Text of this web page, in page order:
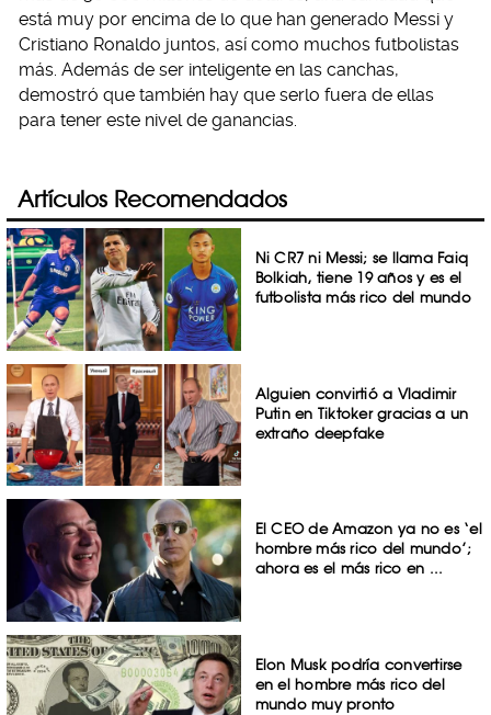
está muy por encima de lo que han generado Messi y
Cristiano Ronaldo juntos, así como muchos futbolistas
más. Además de ser inteligente en las canchas,
demostró que también hay que serlo fuera de ellas
para tener este nivel de ganancias.
Artículos Recomendados
Ni CR7 ni Messi; se llama Faiq
Bolkiah, tiene 19 años y es el
futbolista más rico del mundo
Alguien convirtió a Vladimir
Putin en Tiktoker gracias a un
extraño deepfake
El CEO de Amazon ya no es ‘el
hombre más rico del mundo’;
ahora es el más rico en ...
Elon Musk podría convertirse
en el hombre más rico del
mundo muy pronto